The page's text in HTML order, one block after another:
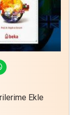
Ekle